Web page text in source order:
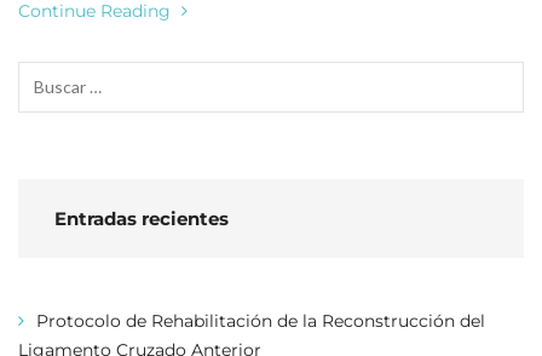
Continue Reading
Entradas recientes
Protocolo de Rehabilitación de la Reconstrucción del
Ligamento Cruzado Anterior